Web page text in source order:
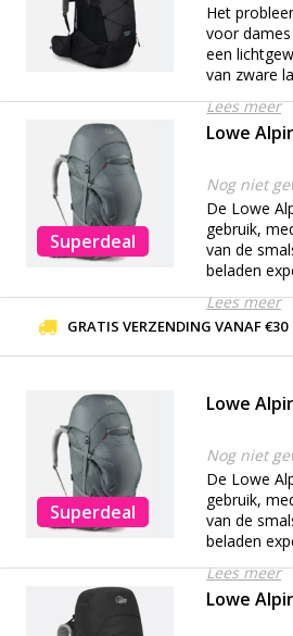
Het
voor
een
van zware
Lees meer
Superdeal
Lowe
Nog niet
De Lowe
gebruik,
van de
beladen
Lees meer
GRATIS VERZENDING VANAF €30
Superdeal
Lowe
Nog niet
De Lowe
gebruik,
van de
beladen
Lees meer
Lowe